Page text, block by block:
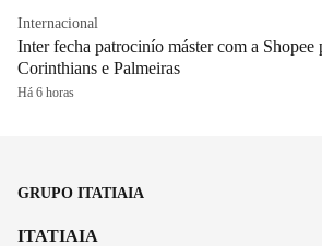
Internacional
Inter fecha patrocinío máster com a Shopee
Corinthians e Palmeiras
Há 6 horas
GRUPO ITATIAIA
ITATIAIA